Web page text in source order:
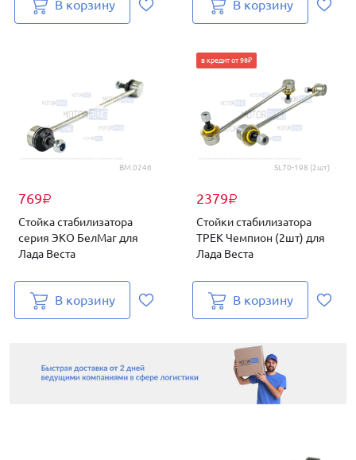
В корзину В корзину
BM.0246
769₽
Стойка стабилизатора
серия ЭКО БелМаг для
Лада Веста
В корзину
SL70-198 (2шт)
2379₽
в кредит от 98₽
Стойки стабилизатора
ТРЕК Чемпион (2шт) для
Лада Веста
В корзину